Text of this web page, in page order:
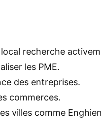
recherche
les PME.
des entreprises.
commerces.
villes comme